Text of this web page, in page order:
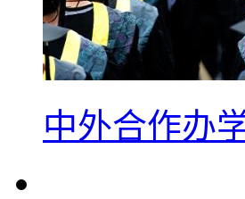
中外合作办